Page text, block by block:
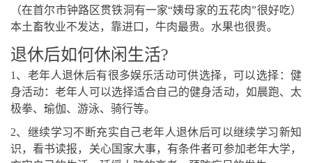
（在首尔市钟路区贯铁洞有一家“姨母家的五花肉”很好吃）
本土畜牧业不发达，靠进口，牛肉最贵。水果也很贵。
退休后如何休闲生活?
1、老年人退休后有很多娱乐活动可供选择，可以选择：健
身活动：老年人可以选择适合自己的健身活动，如晨跑、太
极拳、瑜伽、游泳、骑行等。
2、继续学习不断充实自己老年人退休后可以继续学习新知
识，看书读报，关心国家大事，有条件者可参加老年大学，